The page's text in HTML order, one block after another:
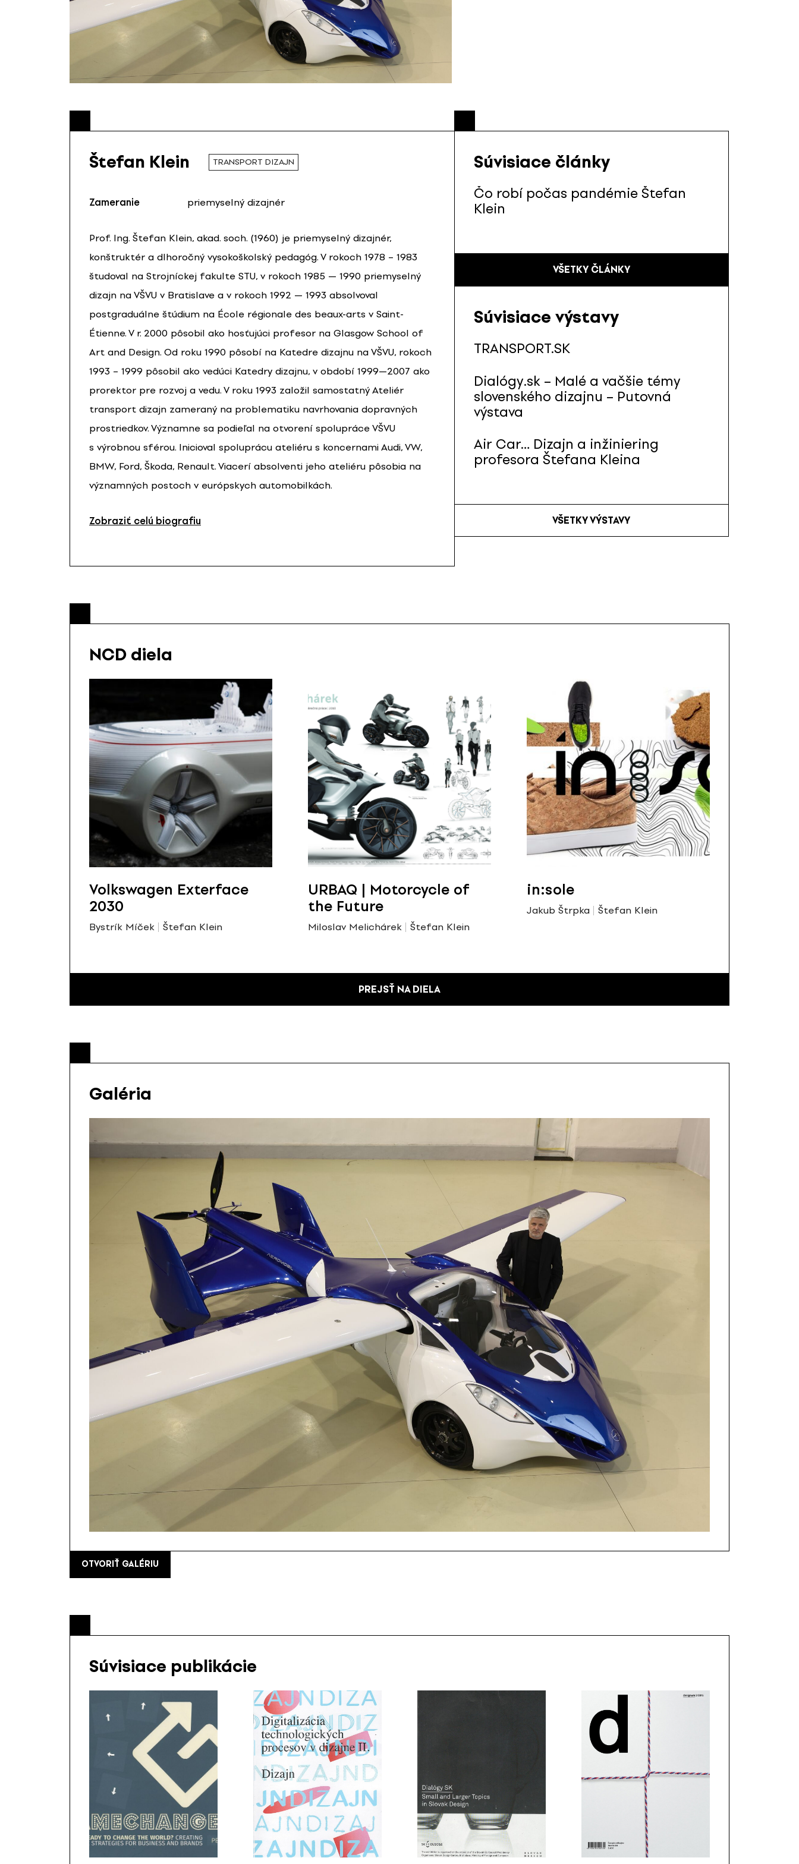
Štefan Klein TRANSPORT DIZAJN
Zameranie priemyselný dizajnér
Prof. Ing. Štefan Klein, akad. soch. (1960) je priemyselný dizajnér,
konštruktér a dlhoročný vysokoškolský pedagóg. V rokoch 1978 – 1983
študoval na Strojníckej fakulte STU, v rokoch 1985 — 1990 priemyselný
dizajn na VŠVU v Bratislave a v rokoch 1992 — 1993 absolvoval
postgraduálne štúdium na École régionale des beaux-arts v Saint-
Étienne. V r. 2000 pôsobil ako hosťujúci profesor na Glasgow School of
Art and Design. Od roku 1990 pôsobí na Katedre dizajnu na VŠVU, rokoch
1993 – 1999 pôsobil ako vedúci Katedry dizajnu, v období 1999—2007 ako
prorektor pre rozvoj a vedu. V roku 1993 založil samostatný Ateliér
transport dizajn zameraný na problematiku navrhovania dopravných
prostriedkov. Významne sa podieľal na otvorení spolupráce VŠVU
s výrobnou sférou. Inicioval spoluprácu ateliéru s koncernami Audi, VW,
BMW, Ford, Škoda, Renault. Viacerí absolventi jeho ateliéru pôsobia na
významných postoch v európskych automobilkách.
Zobraziť celú biografiu
Súvisiace články
Čo robí počas pandémie Štefan
Klein
VŠETKY ČLÁNKY
Súvisiace výstavy
TRANSPORT.SK
Dialógy.sk – Malé a vačšie témy
slovenského dizajnu – Putovná
výstava
Air Car… Dizajn a inžiniering
profesora Štefana Kleina
VŠETKY VÝSTAVY
NCD diela
Volkswagen Exterface
2030
Bystrík Míček Štefan Klein
URBAQ | Motorcycle of
the Future
Miloslav Melichárek Štefan Klein
in:sole
Jakub Štrpka Štefan Klein
PREJSŤ NA DIELA
Galéria
OTVORIŤ GALÉRIU
Súvisiace publikácie